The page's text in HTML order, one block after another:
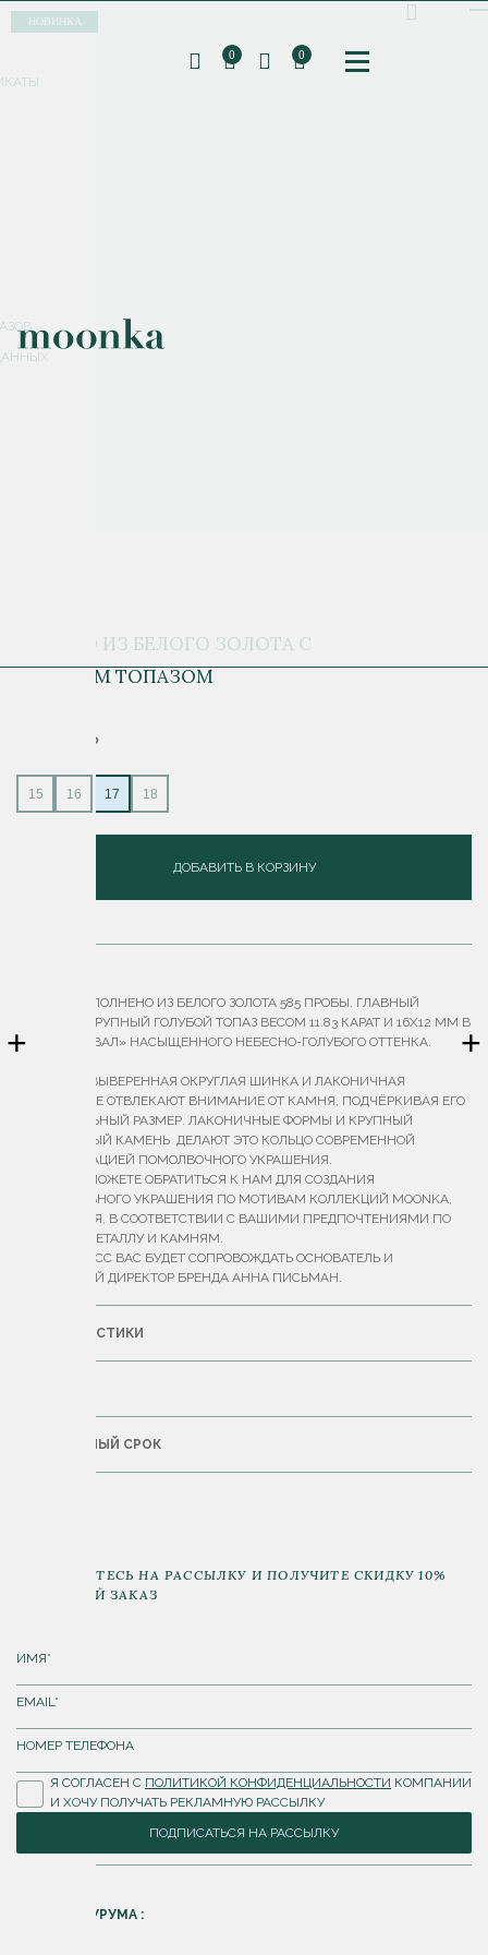
Соглашаюсь с
0 0
+
НОВИНКА
+
КОЛЬЦО ИЗ БЕЛОГО ЗОЛОТА С
ГОЛУБЫМ ТОПАЗОМ
314 800 ₽
15 16 17 18
ДОБАВИТЬ В КОРЗИНУ
КОЛЬЦО ВЫПОЛНЕНО ИЗ БЕЛОГО ЗОЛОТА 585 ПРОБЫ. ГЛАВНЫЙ
АКЦЕНТ — КРУПНЫЙ ГОЛУБОЙ ТОПАЗ ВЕСОМ 11.83 КАРАТ И 16Х12 ММ В
ОГРАНКЕ «ОВАЛ» НАСЫЩЕННОГО НЕБЕСНО-ГОЛУБОГО ОТТЕНКА.
ИДЕАЛЬНО ВЫВЕРЕННАЯ ОКРУГЛАЯ ШИНКА И ЛАКОНИЧНАЯ
ЗАКРЕПКА НЕ ОТВЛЕКАЮТ ВНИМАНИЕ ОТ КАМНЯ, ПОДЧЁРКИВАЯ ЕГО
ВЫРАЗИТЕЛЬНЫЙ РАЗМЕР. ЛАКОНИЧНЫЕ ФОРМЫ И КРУПНЫЙ
ЦЕНТРАЛЬНЫЙ КАМЕНЬ ДЕЛАЮТ ЭТО КОЛЬЦО СОВРЕМЕННОЙ
ИНТЕРПРЕТАЦИЕЙ ПОМОЛВОЧНОГО УКРАШЕНИЯ.
ВЫ ТАКЖЕ МОЖЕТЕ ОБРАТИТЬСЯ К НАМ ДЛЯ СОЗДАНИЯ
ЭКСКЛЮЗИВНОГО УКРАШЕНИЯ ПО МОТИВАМ КОЛЛЕКЦИЙ MOONKA,
ЛИБО С НУЛЯ, В СООТВЕТСТВИИ С ВАШИМИ ПРЕДПОЧТЕНИЯМИ ПО
ДИЗАЙНУ, МЕТАЛЛУ И КАМНЯМ.
ВЕСЬ ПРОЦЕСС ВАС БУДЕТ СОПРОВОЖДАТЬ ОСНОВАТЕЛЬ И
КРЕАТИВНЫЙ ДИРЕКТОР БРЕНДА АННА ПИСЬМАН.
ХАРАКТЕРИСТИКИ
ГАРАНТИЙНЫЙ СРОК
ПОДПИШИТЕСЬ НА РАССЫЛКУ И ПОЛУЧИТЕ СКИДКУ 10%
НА ПЕРВЫЙ ЗАКАЗ
Я СОГЛАСЕН С ПОЛИТИКОЙ КОНФИДЕНЦИАЛЬНОСТИ КОМПАНИИ
И ХОЧУ ПОЛУЧАТЬ РЕКЛАМНУЮ РАССЫЛКУ
ПОДПИСАТЬСЯ НА РАССЫЛКУ
АДРЕС ШОУРУМА :